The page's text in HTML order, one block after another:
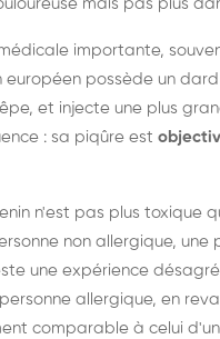
mais pas plus
importante,
européen possède un
et injecte une plus
: sa piqûre est
n'est pas plus toxique
non allergique, une
une expérience
allergique, en
comparable à celui